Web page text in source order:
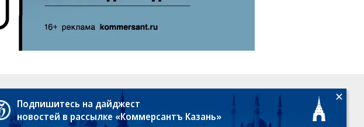
Правовая информация
E-mail рассылки
18+
Подпишитесь на дайджест
новостей в рассылке «Коммерсантъ Казань»